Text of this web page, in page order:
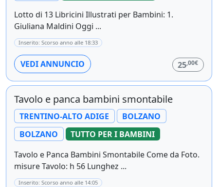
Lotto di 13 Libricini Illustrati per Bambini: 1.
Giuliana Maldini Oggi ...
Inserito: Scorso anno alle 18:33
VEDI ANNUNCIO 25,00€
Tavolo e panca bambini smontabile
TRENTINO-ALTO ADIGE
BOLZANO
BOLZANO
TUTTO PER I BAMBINI
Tavolo e Panca Bambini Smontabile Come da Foto.
misure Tavolo: h 56 Lunghez ...
Inserito: Scorso anno alle 14:05